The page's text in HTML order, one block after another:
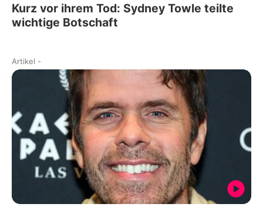
Kurz vor ihrem Tod: Sydney Towle teilte
wichtige Botschaft
Artikel -